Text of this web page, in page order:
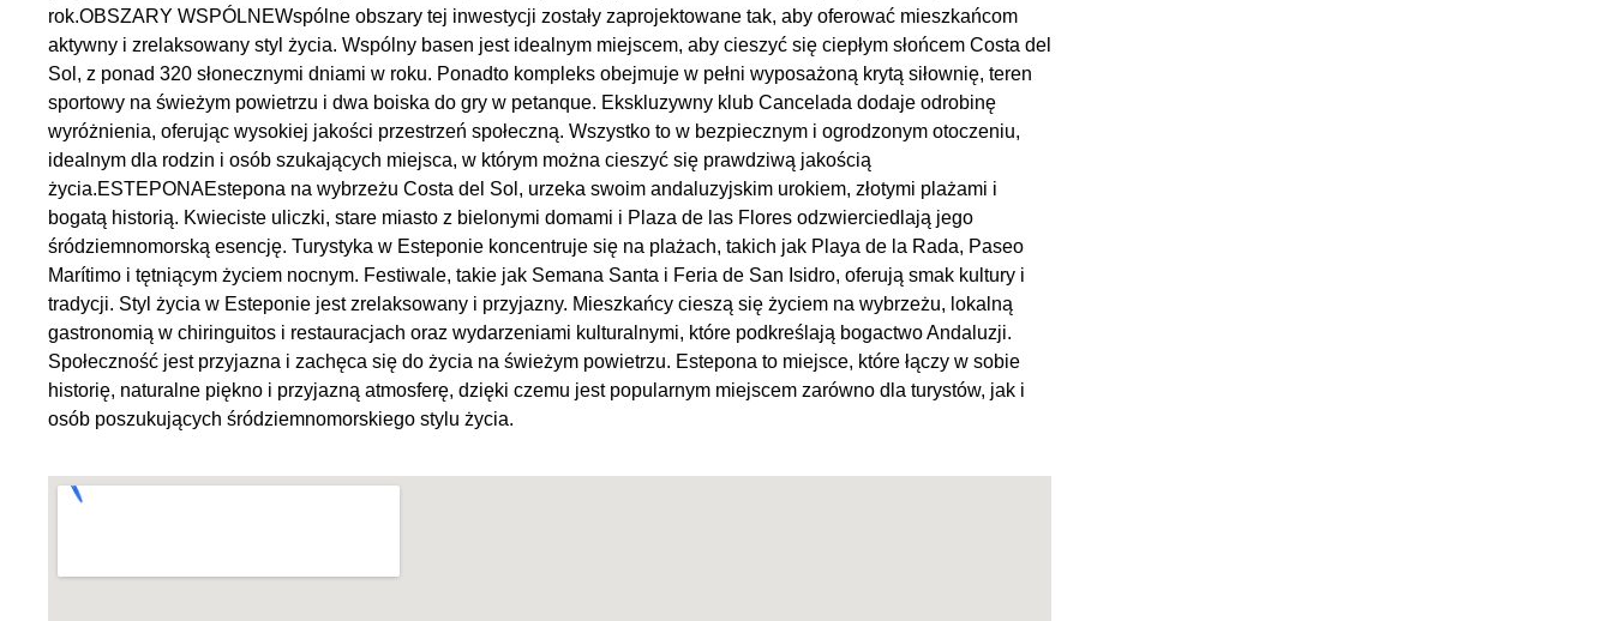
rok.OBSZARY WSPÓLNEWspólne obszary tej inwestycji zostały zaprojektowane tak, aby oferować mieszkańcom
aktywny i zrelaksowany styl życia. Wspólny basen jest idealnym miejscem, aby cieszyć się ciepłym słońcem Costa del
Sol, z ponad 320 słonecznymi dniami w roku. Ponadto kompleks obejmuje w pełni wyposażoną krytą siłownię, teren
sportowy na świeżym powietrzu i dwa boiska do gry w petanque. Ekskluzywny klub Cancelada dodaje odrobinę
wyróżnienia, oferując wysokiej jakości przestrzeń społeczną. Wszystko to w bezpiecznym i ogrodzonym otoczeniu,
idealnym dla rodzin i osób szukających miejsca, w którym można cieszyć się prawdziwą jakością
życia.ESTEPONAEstepona na wybrzeżu Costa del Sol, urzeka swoim andaluzyjskim urokiem, złotymi plażami i
bogatą historią. Kwieciste uliczki, stare miasto z bielonymi domami i Plaza de las Flores odzwierciedlają jego
śródziemnomorską esencję. Turystyka w Esteponie koncentruje się na plażach, takich jak Playa de la Rada, Paseo
Marítimo i tętniącym życiem nocnym. Festiwale, takie jak Semana Santa i Feria de San Isidro, oferują smak kultury i
tradycji. Styl życia w Esteponie jest zrelaksowany i przyjazny. Mieszkańcy cieszą się życiem na wybrzeżu, lokalną
gastronomią w chiringuitos i restauracjach oraz wydarzeniami kulturalnymi, które podkreślają bogactwo Andaluzji.
Społeczność jest przyjazna i zachęca się do życia na świeżym powietrzu. Estepona to miejsce, które łączy w sobie
historię, naturalne piękno i przyjazną atmosferę, dzięki czemu jest popularnym miejscem zarówno dla turystów, jak i
osób poszukujących śródziemnomorskiego stylu życia.